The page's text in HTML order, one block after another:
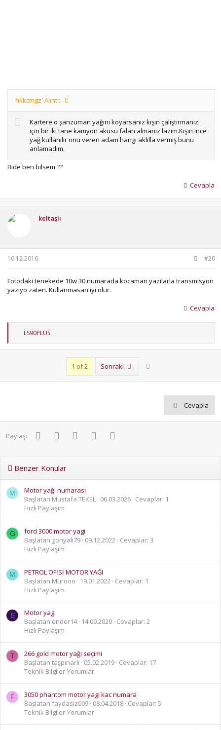
hkkcmgz' Alıntı:
Kartere o şanzuman yağını koyarsanız kışın çalıştırmanız
için bir iki tane kamyon aküsü falan almanız lazım.Kışın ince
yağ kullanılır onu veren adam hangi aklılla vermiş bunu
anlamadım.
Bide ben bilsem ??
Cevapla
keltaşlı
16.12.2016 #20
Fotodaki tenekede 10w 30 numarada kocaman yazilarla transmisyon
yaziyo zaten. Kullanmasan iyi olur.
Cevapla
T
p
LS90PLUS
1 of 2 Sonraki
Cevapla
Paylaş: FacebookTwitter PinterestWhatsApp
Benzer Konular
M
Motor yağı numarası
Başlatan Mustafa TEKEL 06.03.2026 Cevaplar: 1
Hızlı Paylaşım
G
ford 3000 motor yagi
Başlatan gonyali79 09.12.2022 Cevaplar: 3
Hızlı Paylaşım
M
PETROL OFİSİ MOTOR YAĞI
Başlatan Murooo
19.01.2022
Cevaplar: 1
Hızlı Paylaşım
E
Motor yagı
Başlatan ender14
14.09.2020 Cevaplar: 2
Hızlı Paylaşım
T
266 gold motor yağı seçimi
Başlatan taşpınarlı
05.02.2019 Cevaplar: 17
Teknik Bilgiler-Yorumlar
F
3050 phantom motor yagi kac numara
Başlatan faydasiz009 08.04.2018 Cevaplar: 5
Teknik Bilgiler-Yorumlar